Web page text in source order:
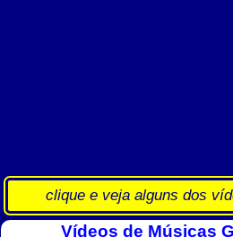
clique e veja alguns dos
Vídeos de Músicas